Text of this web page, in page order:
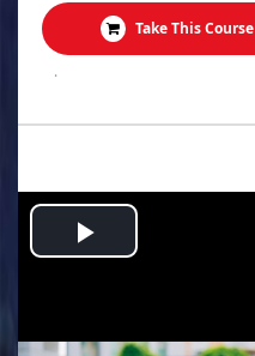
Take This Course
.
Play